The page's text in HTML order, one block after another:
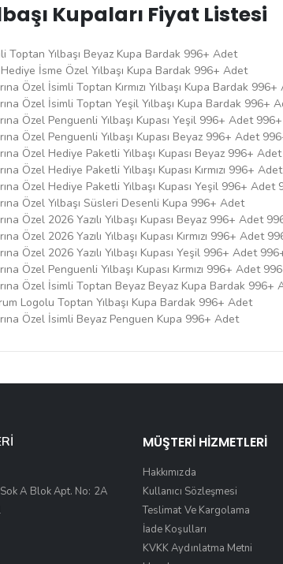
Kupaları Fiyat Listesi
Toptan Yılbaşı Beyaz Kupa Bardak 996+ Adet
Hediye İsme Özel Yılbaşı Kupa Bardak 996+ Adet
Özel İsimli Toptan Kırmızı Yılbaşı Kupa Bardak
Özel İsimli Toptan Yeşil Yılbaşı Kupa Bardak 996+
Özel Penguenli Yılbaşı Kupası Yeşil 996+ Adet
Özel Penguenli Yılbaşı Kupası Beyaz 996+ Adet
Özel Hediye Paketli Yılbaşı Kupası Beyaz 996+
Özel Hediye Paketli Yılbaşı Kupası Kırmızı 996+
Özel Hediye Paketli Yılbaşı Kupası Yeşil 996+
Özel Yılbaşı Süsleri Desenli Kupa 996+ Adet
Özel 2026 Yazılı Yılbaşı Kupası Beyaz 996+ Adet
Özel 2026 Yazılı Yılbaşı Kupası Kırmızı 996+ Adet
Özel 2026 Yazılı Yılbaşı Kupası Yeşil 996+ Adet
Özel Penguenli Yılbaşı Kupası Kırmızı 996+ Adet
Özel İsimli Toptan Beyaz Beyaz Kupa Bardak 996+
Logolu Toptan Yılbaşı Kupa Bardak 996+ Adet
Özel İsimli Beyaz Penguen Kupa 996+ Adet
A Blok Apt. No: 2A
MÜŞTERİ HİZMETLERİ
Hakkımızda
Kullanıcı Sözleşmesi
Teslimat Ve Kargolama
İade Koşulları
KVKK Aydınlatma Metni